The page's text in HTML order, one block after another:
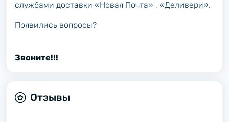
службами доставки «Новая Почта» , «Деливери».
Появились вопросы?
Звоните!!!
Отзывы